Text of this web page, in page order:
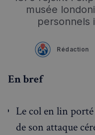
musée
personnels
Rédaction
En bref
Le col en lin
de son attaque